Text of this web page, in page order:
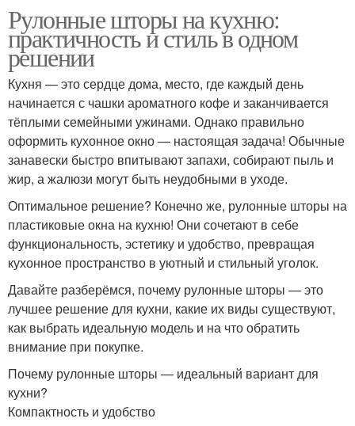
Рулонные шторы на кухню:
практичность и стиль в одном
решении
Кухня — это сердце дома, место, где каждый день
начинается с чашки ароматного кофе и заканчивается
тёплыми семейными ужинами. Однако правильно
оформить кухонное окно — настоящая задача! Обычные
занавески быстро впитывают запахи, собирают пыль и
жир, а жалюзи могут быть неудобными в уходе.
Оптимальное решение? Конечно же, рулонные шторы на
пластиковые окна на кухню! Они сочетают в себе
функциональность, эстетику и удобство, превращая
кухонное пространство в уютный и стильный уголок.
Давайте разберёмся, почему рулонные шторы — это
лучшее решение для кухни, какие их виды существуют,
как выбрать идеальную модель и на что обратить
внимание при покупке.
Почему рулонные шторы — идеальный вариант для
кухни?
Компактность и удобство